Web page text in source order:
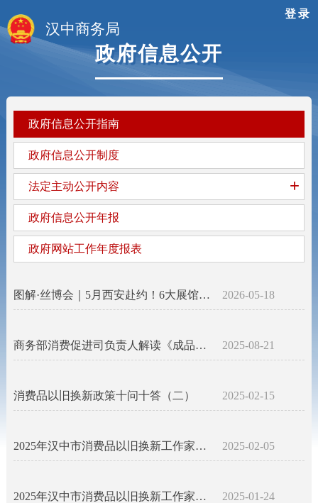
登录
汉中商务局
政府信息公开
政府信息公开指南
政府信息公开制度
法定主动公开内容 +
政府信息公开年报
政府网站工作年度报表
图解·丝博会｜5月西安赴约！6大展馆藏满新机遇 2026-05-18
商务部消费促进司负责人解读《成品油流通管理办法》 2025-08-21
消费品以旧换新政策十问十答（二） 2025-02-15
2025年汉中市消费品以旧换新工作家装领域政策解读 2025-02-05
2025年汉中市消费品以旧换新工作家电领域政策解读 2025-01-24